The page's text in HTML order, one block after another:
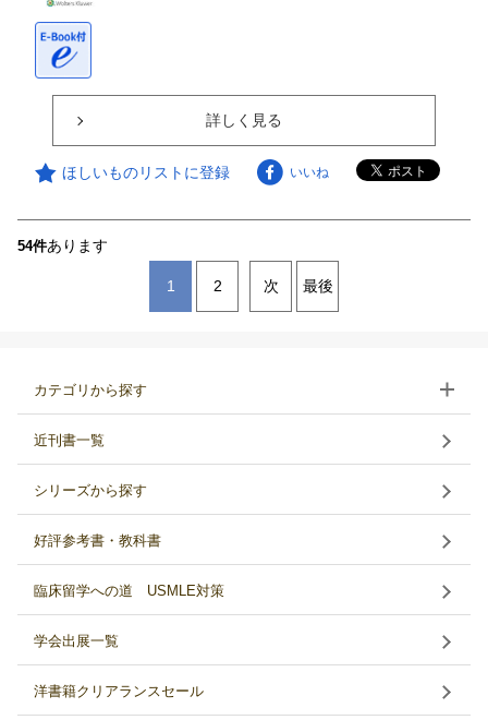
詳しく見る
ほしいものリストに登録 いいね
54件あります
1 2 次 最後
カテゴリから探す
近刊書一覧
シリーズから探す
好評参考書・教科書
臨床留学への道 USMLE対策
学会出展一覧
洋書籍クリアランスセール